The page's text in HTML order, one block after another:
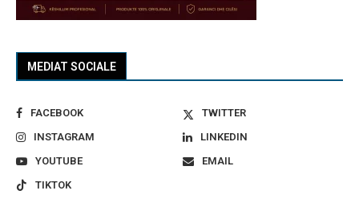
MEDIAT SOCIALE
FACEBOOK
TWITTER
INSTAGRAM
LINKEDIN
YOUTUBE
EMAIL
TIKTOK